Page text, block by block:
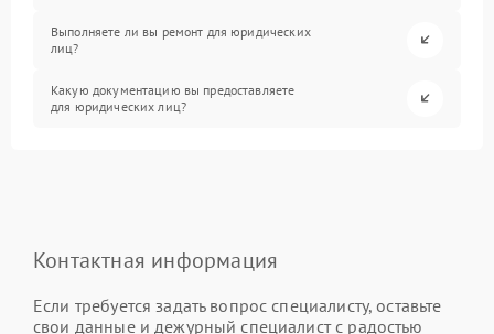
Выполняете ли вы ремонт для юридических
лиц?
Какую документацию вы предоставляете
для юридических лиц?
Контактная информация
Если требуется задать вопрос специалисту, оставьте
свои данные и дежурный специалист с радостью